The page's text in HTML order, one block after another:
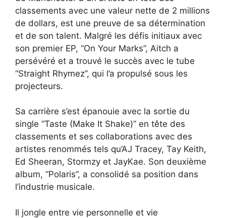
classements avec une valeur nette de 2 millions
de dollars, est une preuve de sa détermination
et de son talent. Malgré les défis initiaux avec
son premier EP, “On Your Marks”, Aitch a
persévéré et a trouvé le succès avec le tube
“Straight Rhymez”, qui l’a propulsé sous les
projecteurs.
Sa carrière s’est épanouie avec la sortie du
single “Taste (Make It Shake)” en tête des
classements et ses collaborations avec des
artistes renommés tels qu’AJ Tracey, Tay Keith,
Ed Sheeran, Stormzy et JayKae. Son deuxième
album, “Polaris”, a consolidé sa position dans
l’industrie musicale.
Il jongle entre vie personnelle et vie